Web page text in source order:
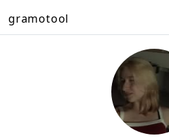
gramotool